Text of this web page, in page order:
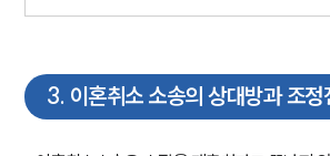
3. 이혼취소 소송의 상대방과 조정